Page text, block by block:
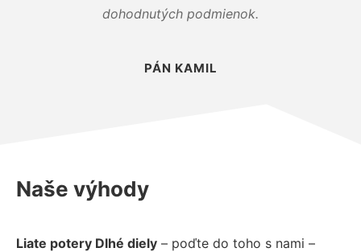
dohodnutých podmienok.
PÁN KAMIL
Naše výhody
Liate potery Dlhé diely – poďte do toho s nami –